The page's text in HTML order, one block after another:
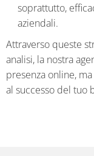
soprattutto,
aziendali.
Attraverso queste
analisi, la nostra
presenza online,
al successo del tuo